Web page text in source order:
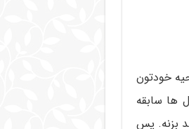
خودتون
سابقه
حتی رتبه 1 نتونسته یک درس خاص رو بالای 90 درصد بزنه. پس